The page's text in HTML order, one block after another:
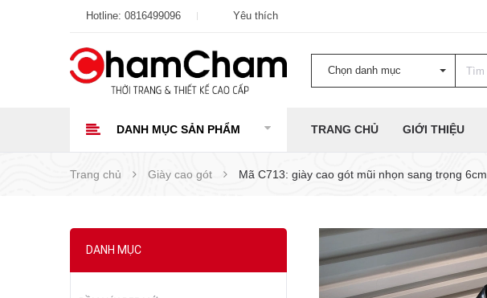
Hotline: 0816499096 Yêu thích
Chọn danh mục
DANH MỤC SẢN PHẨM TRANG CHỦ GIỚI THIỆU
Trang chủ Giày cao gót Mã C713: giày cao gót mũi nhọn sang trọng 6cm
DANH MỤC